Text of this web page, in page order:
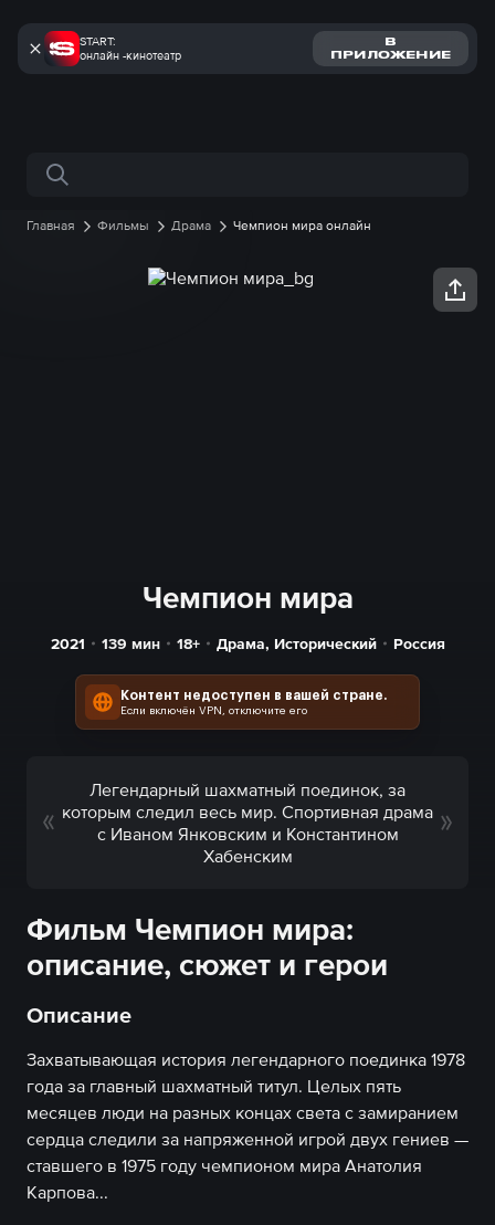
START:
онлайн -кинотеатр
В
ПРИЛОЖЕНИЕ
Поиск по сайту
Главная Фильмы Драма Чемпион мира онлайн
Чемпион мира
2021 139 мин 18+ Драма, Исторический Россия
Контент недоступен в вашей стране.
Если включён VPN, отключите его
Легендарный шахматный поединок, за
которым следил весь мир. Спортивная драма
с Иваном Янковским и Константином
Хабенским
Фильм Чемпион мира:
описание, сюжет и герои
Описание
Захватывающая история легендарного поединка 1978
года за главный шахматный титул. Целых пять
месяцев люди на разных концах света с замиранием
сердца следили за напряженной игрой двух гениев —
ставшего в 1975 году чемпионом мира Анатолия
Карпова...